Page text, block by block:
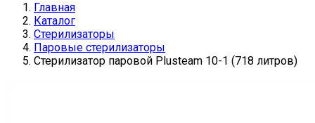
Главная
Каталог
Стерилизаторы
Паровые стерилизаторы
Стерилизатор паровой Plusteam 10-1 (718 литров)